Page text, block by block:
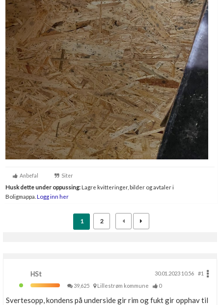
Anbefal Siter
Husk dette under oppussing:Lagre kvitteringer, bilder og avtaler i
Boligmappa. Logg inn her
1 2
HSt 30.01.2023 10.56
#1
39,625
Lillestrøm kommune 0
Svertesopp, kondens på underside gir rim og fukt gir opphav til